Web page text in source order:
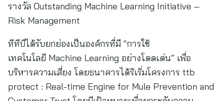
รางวัล Outstanding Machine Learning Initiative –
Risk Management
ทีทีบีได้รับยกย่องเป็นองค์กรที่มี “การใช้
เทคโนโลยี Machine Learning อย่างโดดเด่น” เพื่อ
บริหารความเสี่ยง โดยธนาคารได้ริเริ่มโครงการ ttb
protect : Real-time Engine for Mule Prevention and